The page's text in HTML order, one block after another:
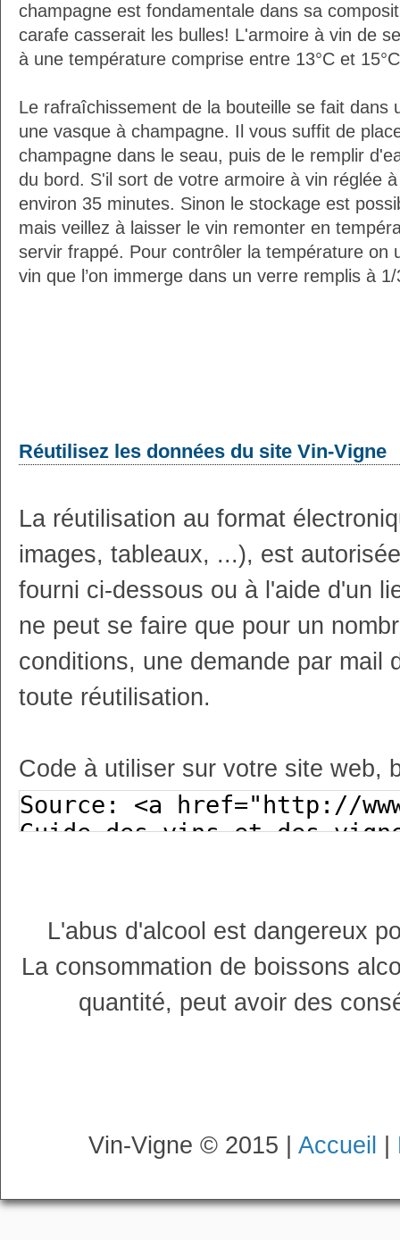
champagne est fondamentale dans sa
carafe casserait les bulles! L'armoire à vin de
à une température comprise entre 13°C et
Le rafraîchissement de la bouteille se fait dans
une vasque à champagne. Il vous suffit de
champagne dans le seau, puis de le remplir
du bord. S'il sort de votre armoire à vin réglée
environ 35 minutes. Sinon le stockage est
mais veillez à laisser le vin remonter en
servir frappé. Pour contrôler la température on
vin que l’on immerge dans un verre remplis à
Réutilisez les données du site Vin-Vigne
La réutilisation au format
images, tableaux, ...), est
fourni ci-dessous ou à l'aide d'un
ne peut se faire que pour un
conditions, une demande par mail
toute réutilisation.
Code à utiliser sur votre site web,
L'abus d'alcool est dangereux
La consommation de boissons
quantité, peut avoir des
Vin-Vigne © 2015 | Accueil